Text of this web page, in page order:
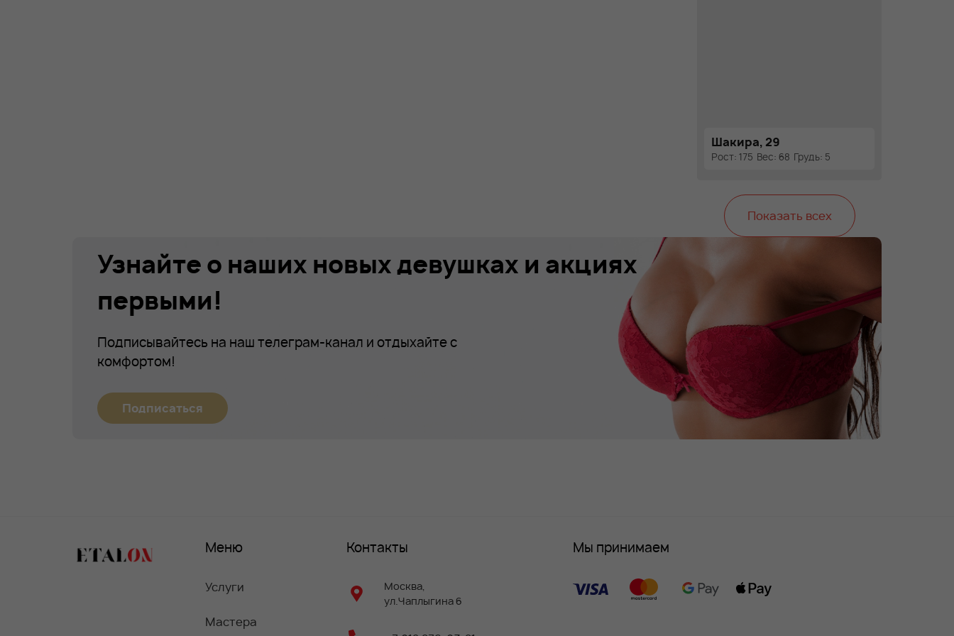
Шакира, 29
Рост: 175 Вес: 68 Грудь: 5
Показать всех
Узнайте о наших новых девушках и акциях
первыми!
Подписывайтесь на наш телеграм-канал и отдыхайте с
комфортом!
Подписаться
Меню
Услуги
Мастера
Контакты
Москва,
ул.Чаплыгина 6
Мы принимаем